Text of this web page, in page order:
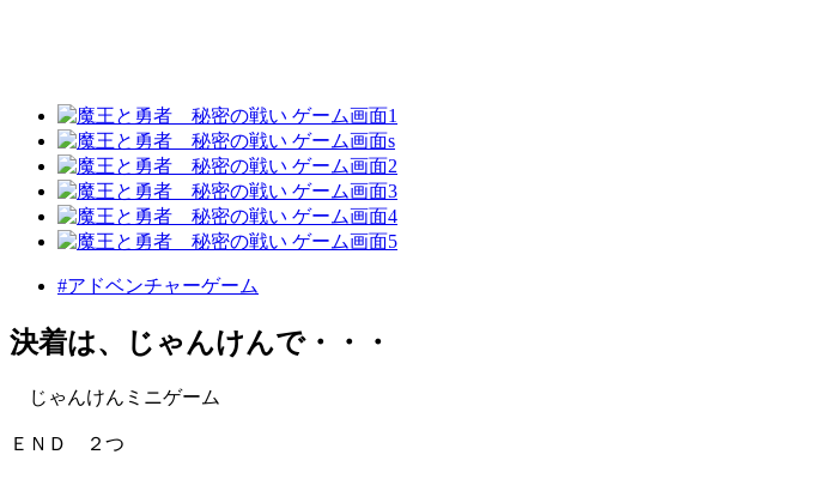
#アドベンチャーゲーム
決着は、じゃんけんで・・・
じゃんけんミニゲーム
ＥＮＤ ２つ